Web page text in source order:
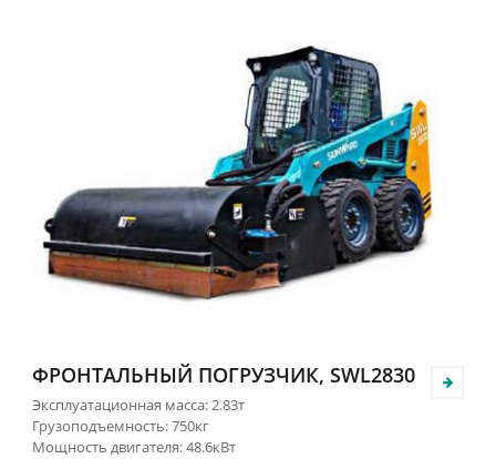
ФРОНТАЛЬНЫЙ ПОГРУЗЧИК, SWL2830
Эксплуатационная масса: 2.83т
Грузоподъемность: 750кг
Мощность двигателя: 48.6кВт